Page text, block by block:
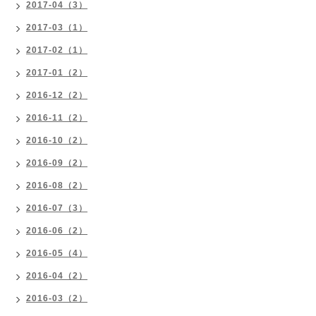
2017-04（3）
2017-03（1）
2017-02（1）
2017-01（2）
2016-12（2）
2016-11（2）
2016-10（2）
2016-09（2）
2016-08（2）
2016-07（3）
2016-06（2）
2016-05（4）
2016-04（2）
2016-03（2）